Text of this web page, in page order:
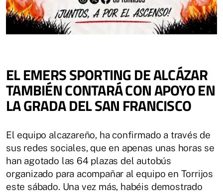
EL EMERS SPORTING DE ALCÁZAR
TAMBIÉN CONTARÁ CON APOYO EN
LA GRADA DEL SAN FRANCISCO
El equipo alcazareño, ha confirmado a través de
sus redes sociales, que en apenas unas horas se
han agotado las 64 plazas del autobús
organizado para acompañar al equipo en Torrijos
este sábado. Una vez más, habéis demostrado